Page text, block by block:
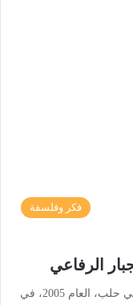
فكر وفلسفة
الرفاعي
قابلتُ المفكر العراقي، عبد الجبار الرفاعي، في حلب، العام 2005، في